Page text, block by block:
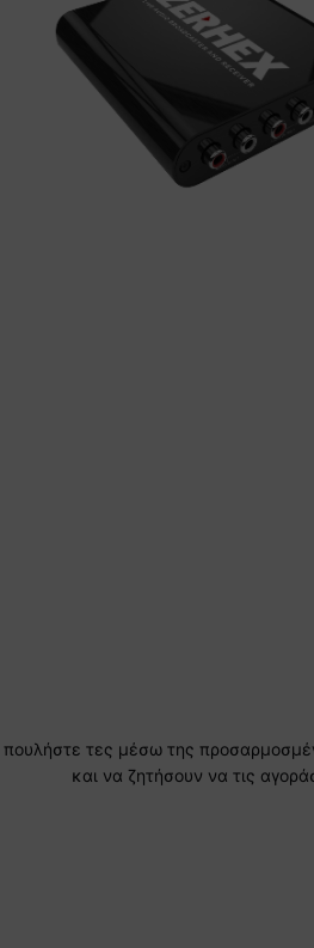
τες μέσω της
και να ζητήσουν να τις